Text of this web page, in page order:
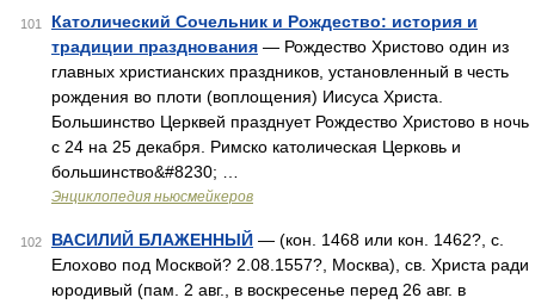
101
Католический Сочельник и Рождество: история и
традиции празднования — Рождество Христово один из
главных христианских праздников, установленный в честь
рождения во плоти (воплощения) Иисуса Христа.
Большинство Церквей празднует Рождество Христово в ночь
с 24 на 25 декабря. Римско католическая Церковь и
большинство&#8230; …
Энциклопедия ньюсмейкеров
102 ВАСИЛИЙ БЛАЖЕННЫЙ — (кон. 1468 или кон. 1462?, c.
Елохово под Москвой? 2.08.1557?, Москва), св. Христа ради
юродивый (пам. 2 авг., в воскресенье перед 26 авг. в